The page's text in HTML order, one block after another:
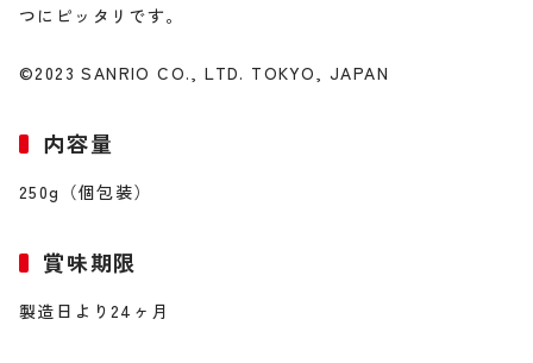
つにピッタリです。
©2023 SANRIO CO., LTD. TOKYO, JAPAN
内容量
250g（個包装）
賞味期限
製造日より24ヶ月